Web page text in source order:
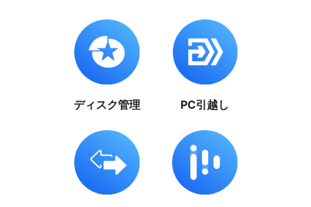
ディスク管理 PC引越し